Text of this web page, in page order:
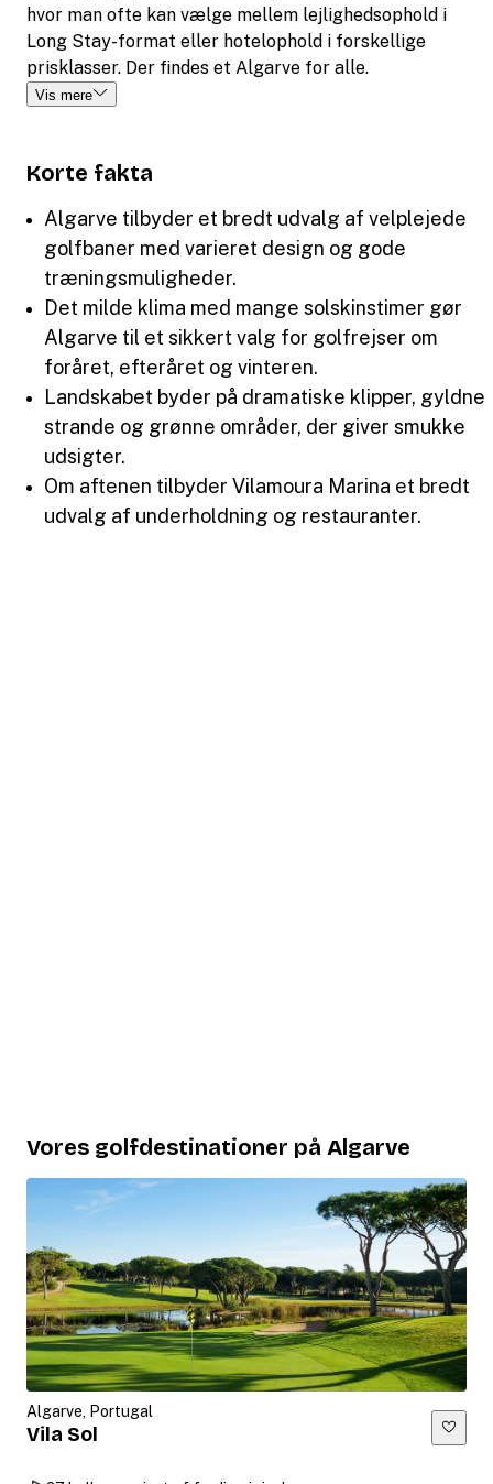
hvor man ofte kan vælge mellem lejlighedsophold i
Long Stay-format eller hotelophold i forskellige
prisklasser. Der findes et Algarve for alle.
Vis mere
Korte fakta
Algarve tilbyder et bredt udvalg af velplejede
golfbaner med varieret design og gode
træningsmuligheder.
Det milde klima med mange solskinstimer gør
Algarve til et sikkert valg for golfrejser om
foråret, efteråret og vinteren.
Landskabet byder på dramatiske klipper, gyldne
strande og grønne områder, der giver smukke
udsigter.
Om aftenen tilbyder Vilamoura Marina et bredt
udvalg af underholdning og restauranter.
Vores golfdestinationer på Algarve
Algarve, Portugal
Vila Sol